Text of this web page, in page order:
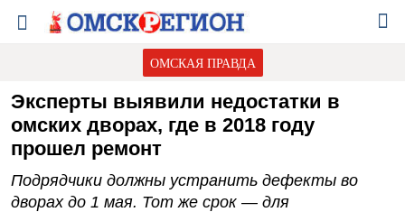
ОМСКАЯ ПРАВДА
Эксперты выявили недостатки в
омских дворах, где в 2018 году
прошел ремонт
Подрядчики должны устранить дефекты во
дворах до 1 мая. Тот же срок — для